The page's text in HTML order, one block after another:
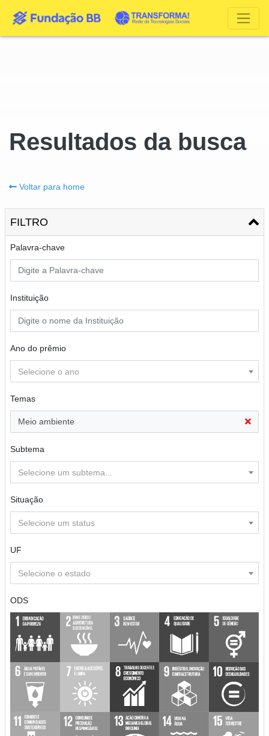
Resultados da busca
Voltar para home
FILTRO
Palavra-chave
Instituição
Ano do prêmio
Selecione o ano
Temas
Meio ambiente
Subtema
Selecione um subtema...
Situação
Selecione um status
UF
Selecione o estado
ODS